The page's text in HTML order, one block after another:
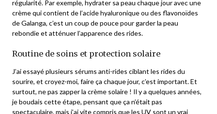
régularité. Par exemple, hydrater sa peau chaque jour avec une
crème qui contient de l’acide hyaluronique ou des flavonoïdes
de Galanga, c’est un coup de pouce pour garder la peau
rebondie et atténuer l’apparence des rides.
Routine de soins et protection solaire
J’ai essayé plusieurs sérums anti-rides ciblant les rides du
sourire, et croyez-moi, faire ça chaque jour, c’est important. Et
surtout, ne pas zapper la crème solaire ! Il y a quelques années,
je boudais cette étape, pensant que ça n’était pas
spectaculaire, mais j’ai vite compris que les UV sont un vrai